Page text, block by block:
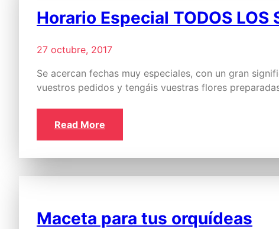
Horario Especial TODOS LOS
27 octubre, 2017
Se acercan fechas muy especiales, con un gran
vuestros pedidos y tengáis vuestras flores
Read More
Maceta para tus orquídeas